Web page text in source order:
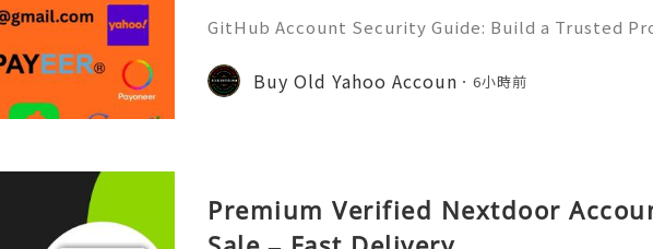
GitHub Account Security Guide: Build a Trusted
d's leading platforms for software development
ration. Millions of develo
Buy Old Yahoo Accoun 6小時前
Premium Verified Nextdoor